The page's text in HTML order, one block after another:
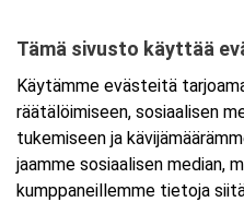
Tarkempi kartta ja ajo-
Tämä sivusto käyttää
Käytämme evästeitä
räätälöimiseen, sosiaalisen
tukemiseen ja
jaamme sosiaalisen median,
kumppaneillemme tietoja